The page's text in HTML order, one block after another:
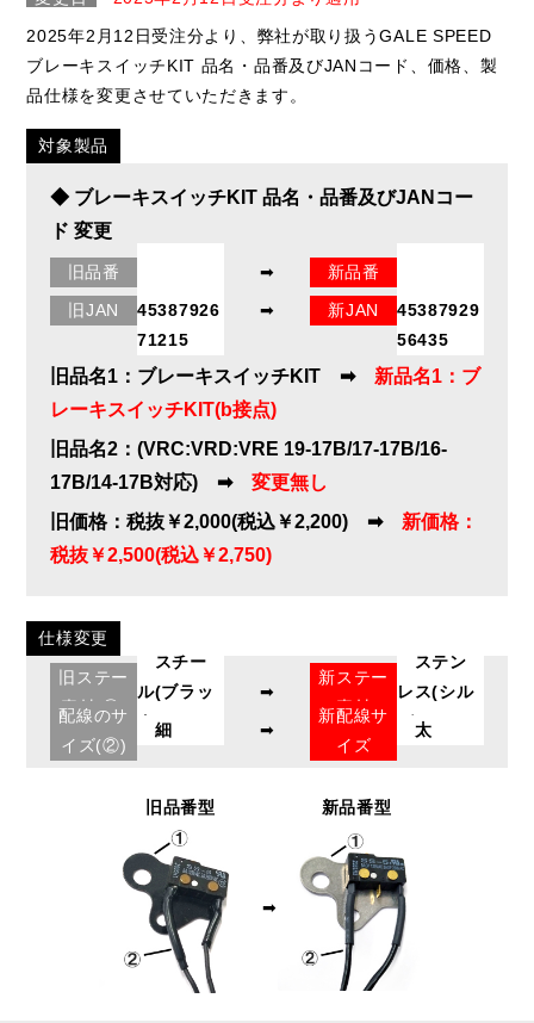
2025年2月12日受注分より、弊社が取り扱うGALE SPEED
ブレーキスイッチKIT 品名・品番及びJANコード、価格、製
品仕様を変更させていただきます。
対象製品
◆ ブレーキスイッチKIT 品名・品番及びJANコー
ド 変更
旧品番 ➡ 新品番
29000259
旧JAN
45387926
71215
➡ 新JAN
45387929
56435
旧品名1：ブレーキスイッチKIT ➡ 新品名1：ブ
レーキスイッチKIT(b接点)
旧品名2：(VRC:VRD:VRE 19-17B/17-17B/16-
17B/14-17B対応) ➡変更無し
旧価格：税抜￥2,000(税込￥2,200) ➡ 新価格：
税抜￥2,500(税込￥2,750)
仕様変更
旧ステー
素材(①)
スチー
ル(ブラッ
ク)
➡
新ステー
素材
ステン
レス(シル
バー)
配線のサ
イズ(②)
細 ➡
新配線サ
イズ
太
旧品番型 新品番型
➡